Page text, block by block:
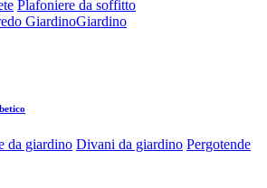
Plafoniere da soffitto
Giardino
da giardino Divani da giardino Pergotende